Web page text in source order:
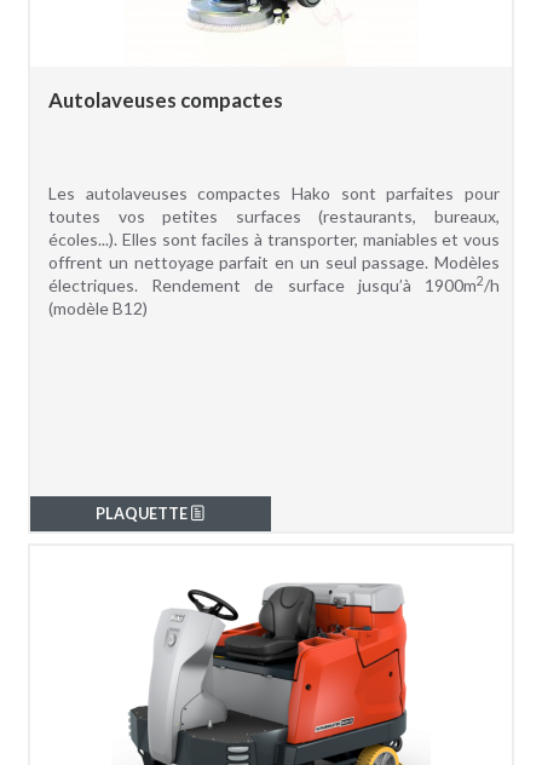
Autolaveuses compactes
Les autolaveuses compactes Hako sont parfaites pour
toutes vos petites surfaces (restaurants, bureaux,
écoles...). Elles sont faciles à transporter, maniables et vous
offrent un nettoyage parfait en un seul passage. Modèles
électriques. Rendement de surface jusqu’à 1900m2/h
(modèle B12)
PLAQUETTE